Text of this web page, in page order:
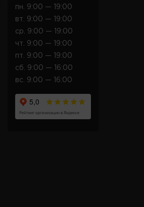
пн. 9:00 — 19:00
вт. 9:00 — 19:00
ср. 9:00 — 19:00
чт. 9:00 — 19:00
пт. 9:00 — 19:00
сб. 9:00 — 16:00
вс. 9:00 — 16:00